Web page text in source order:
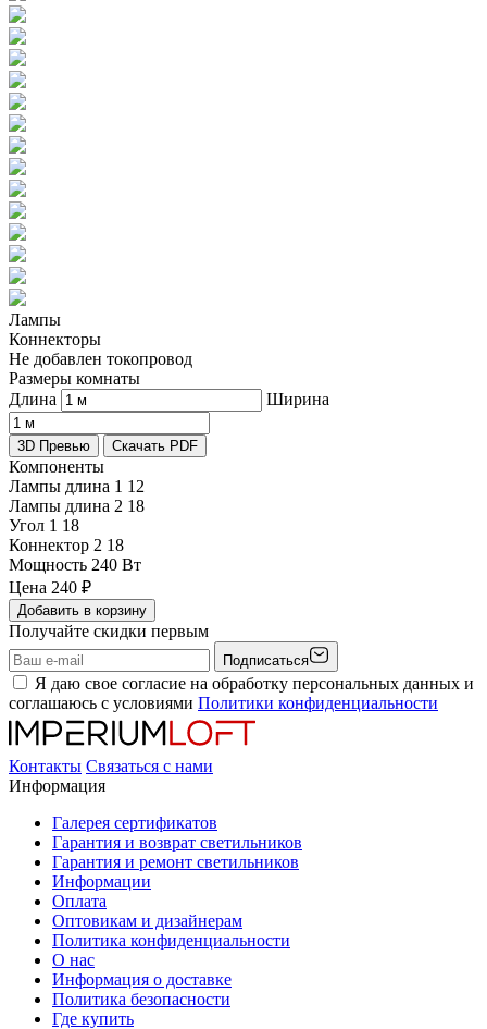
Лампы
Коннекторы
Не добавлен токопровод
Размеры комнаты
Длина
Ширина
3D Превью Скачать PDF
Компоненты
Лампы длина 1 12
Лампы длина 2 18
Угол 1 18
Коннектор 2 18
Мощность 240 Вт
Цена 240 ₽
Добавить в корзину
Получайте скидки первым
Подписаться
Я даю свое согласие на обработку персональных данных и
соглашаюсь с условиями Политики конфиденциальности
Контакты Связаться с нами
Информация
Галерея сертификатов
Гарантия и возврат светильников
Гарантия и ремонт светильников
Информации
Оплата
Оптовикам и дизайнерам
Политика конфиденциальности
О нас
Информация о доставке
Политика безопасности
Где купить